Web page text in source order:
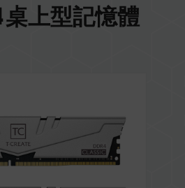
桌上型記憶體